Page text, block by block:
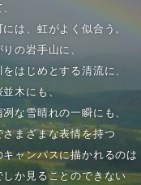
には、虹がよく似合う。
の岩手山に、
をはじめとする清流に、
木にも、
な雪晴れの一瞬にも、
さまざまな表情を持つ
キャンパスに描かれるのは
しか見ることのできない